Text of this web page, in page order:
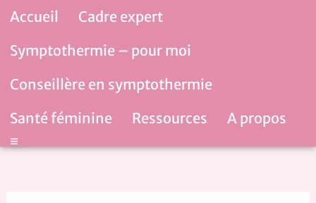
Aller
contenu
Accueil
Cadre expert
Symptothermie – pour moi
Conseillère en symptothermie
Santé féminine
Ressources A propos
Hamburger Toggle Menu